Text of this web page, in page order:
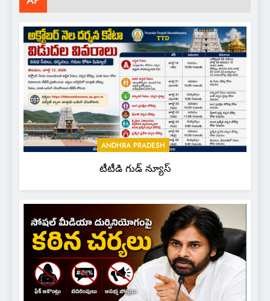
ANDHRA PRADESH
టీటీడి గుడ్ న్యూస్